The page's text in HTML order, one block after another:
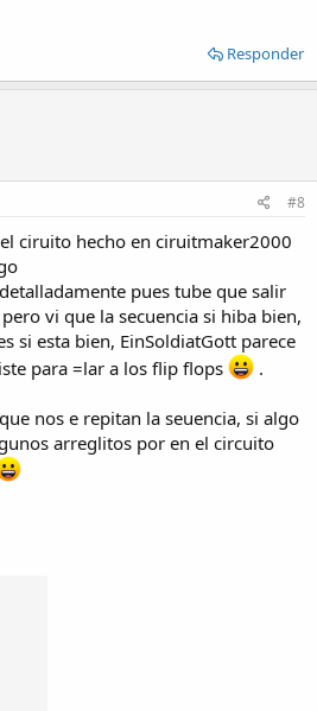
Responder
#8
ciruito hecho en ciruitmaker2000
pues tube que salir
vi que la secuencia si hiba bien,
si esta bien, EinSoldiatGott parece
para =lar a los flip flops
.
nos e repitan la seuencia, si algo
arreglitos por en el circuito